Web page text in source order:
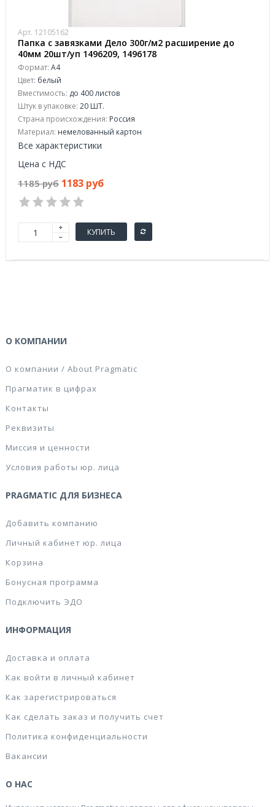
Арт. 12105162
Папка с завязками Дело 300г/м2 расширение до
40мм 20шт/уп 1496209, 1496178
Формат: А4
Цвет: белый
Вместимость: до 400 листов
Штук в упаковке: 20 ШТ.
Страна происхождения: Россия
Материал: немелованный картон
Все характеристики
Цена с НДС
1185 руб 1183 руб
КУПИТЬ
О КОМПАНИИ
О компании / About Pragmatic
Прагматик в цифрах
Контакты
Реквизиты
Миссия и ценности
Условия работы юр. лица
PRAGMATIC ДЛЯ БИЗНЕСА
Добавить компанию
Личный кабинет юр. лица
Корзина
Бонусная программа
Подключить ЭДО
ИНФОРМАЦИЯ
Доставка и оплата
Как войти в личный кабинет
Как зарегистрироваться
Как сделать заказ и получить счет
Политика конфиденциальности
Вакансии
О НАС